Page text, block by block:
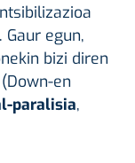
egun,
bizi diren
en
paralisia,